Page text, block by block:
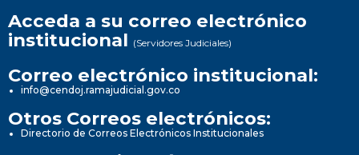
Acceda a su correo electrónico
institucional (Servidores Judiciales)
Correo electrónico institucional:
info@cendoj.ramajudicial.gov.co
Otros Correos electrónicos:
Directorio de Correos Electrónicos Institucionales